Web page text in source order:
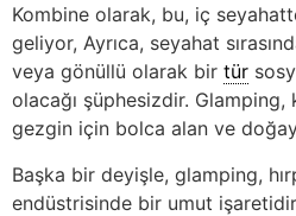
Kombine olarak, bu, iç
geliyor, Ayrıca, seyahat
veya gönüllü olarak bir tür
olacağı şüphesizdir.
gezgin için bolca alan ve
Başka bir deyişle, glamping,
endüstrisinde bir umut